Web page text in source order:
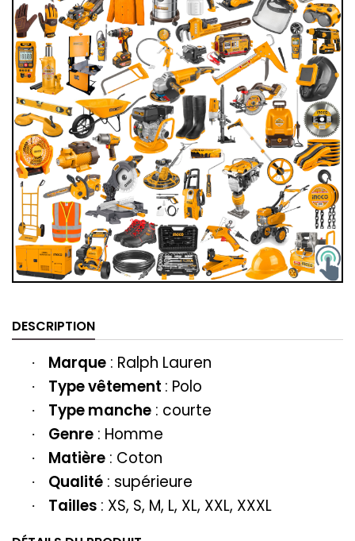
DESCRIPTION
· Marque : Ralph Lauren
· Type vêtement : Polo
· Type manche : courte
· Genre : Homme
· Matière : Coton
· Qualité : supérieure
· Tailles : XS, S, M, L, XL, XXL, XXXL